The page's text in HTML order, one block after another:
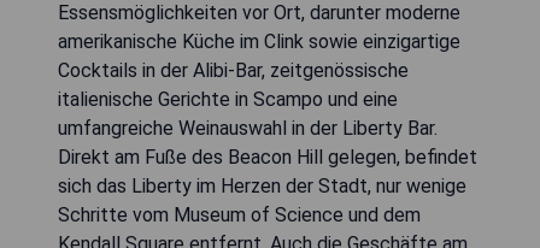
Essensmöglichkeiten vor Ort, darunter moderne
amerikanische Küche im Clink sowie einzigartige
Cocktails in der Alibi-Bar, zeitgenössische
italienische Gerichte in Scampo und eine
umfangreiche Weinauswahl in der Liberty Bar.
Direkt am Fuße des Beacon Hill gelegen, befindet
sich das Liberty im Herzen der Stadt, nur wenige
Schritte vom Museum of Science und dem